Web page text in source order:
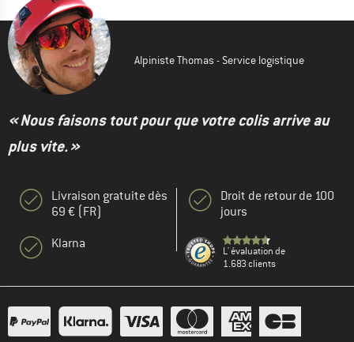
Alpiniste Thomas - Service logistique
« Nous faisons tout pour que votre colis arrive au
plus vite. »
Livraison gratuite dès
69 € (FR)
Klarna
Droit de retour de 100
jours
L' évaluation de
1.683 clients